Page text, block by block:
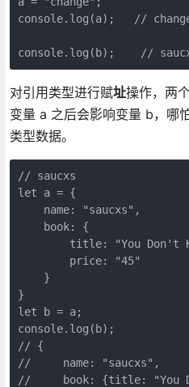
console.log(a);   //
console.log(b);    //
对引用类型进行赋址操作，两
变量 a 之后会影响变量 b，哪
类型数据。
// saucxs
let a = {
    name: "saucxs",
    book: {
title: "You Don't
        price: "45"
    }
}
let b = a;
console.log(b);
// {
//     name: "saucxs",
//     book: {title: "You